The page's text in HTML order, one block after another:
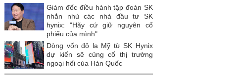
Giám đốc điều hành tập đoàn SK
nhắn nhủ các nhà đầu tư SK
hynix: "Hãy cứ giữ nguyên cổ
phiếu của mình"
Dòng vốn đô la Mỹ từ SK Hynix
dự kiến ​​sẽ củng cố thị trường
ngoại hối của Hàn Quốc